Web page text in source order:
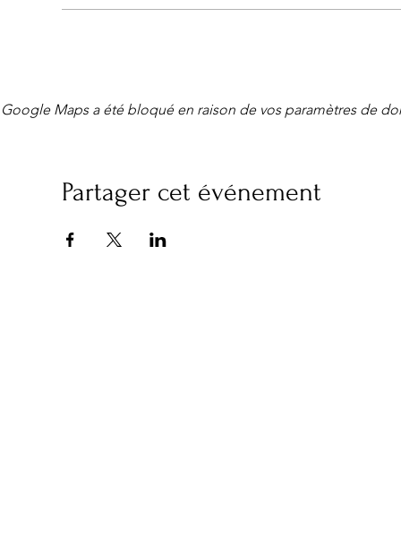
Google Maps a été bloqué en raison de vos paramètres de
Partager cet événement